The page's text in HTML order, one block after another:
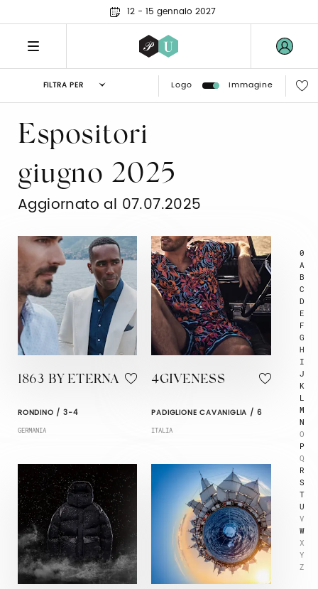
12 - 15 gennaio 2027
FILTRA PER Logo Immagine
0
A
B
C
D
E
F
G
H
I
J
K
L
M
N
O
P
Q
R
S
T
U
V
W
X
Y
Z
Espositori
giugno 2025
Aggiornato al 07.07.2025
1863 BY ETERNA
RONDINO / 3-4
GERMANIA
4GIVENESS
PADIGLIONE CAVANIGLIA / 6
ITALIA